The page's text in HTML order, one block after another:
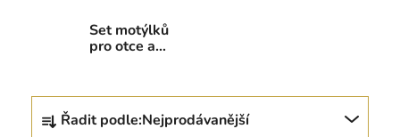
Set motýlků
pro otce a
Ř
Řadit podle:Nejprodávanější